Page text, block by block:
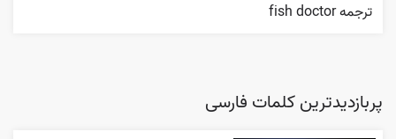
ترجمه fish doctor
پربازدیدترین کلمات فارسی